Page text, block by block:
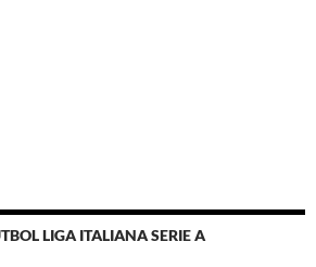
LIGA ITALIANA SERIE A